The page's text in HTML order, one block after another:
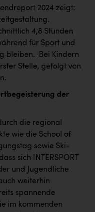
2024 zeigt:
4,8 Stunden
für Sport und
bleiben. ​ Bei Kindern
Stelle, gefolgt von
der
die regional
wie die School of
sowie Ski-
sich INTERSPORT
und Jugendliche
weiterhin
spannende
im kommenden